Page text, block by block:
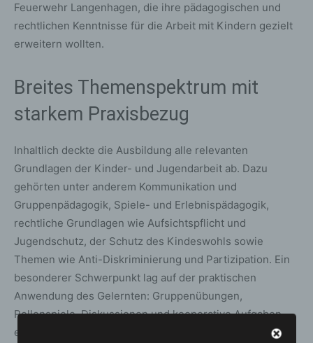
Feuerwehr Langenhagen, die ihre pädagogischen und
rechtlichen Kenntnisse für die Arbeit mit Kindern gezielt
erweitern wollten.
Breites Themenspektrum mit
starkem Praxisbezug
Inhaltlich deckte die Ausbildung alle relevanten
Grundlagen der Kinder- und Jugendarbeit ab. Dazu
gehörten unter anderem Kommunikation und
Gruppenpädagogik, Spiele- und Erlebnispädagogik,
rechtliche Grundlagen wie Aufsichtspflicht und
Jugendschutz, der Schutz des Kindeswohls sowie
Themen wie Anti-Diskriminierung und Partizipation. Ein
besonderer Schwerpunkt lag auf der praktischen
Anwendung des Gelernten: Gruppenübungen,
Rollenspiele, Diskussionen und kooperative Aufgaben
ermöglichten es den Teilnehmenden, ihr Wissen direkt